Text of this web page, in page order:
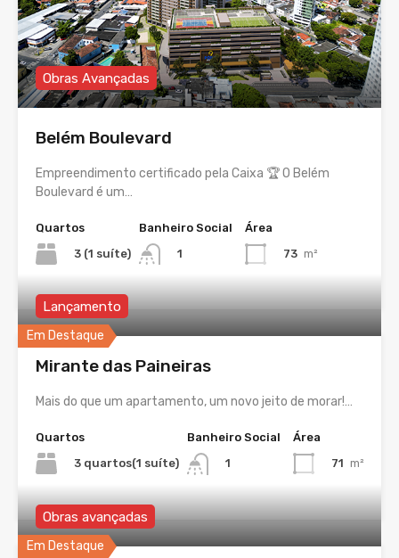
Obras Avançadas
Belém Boulevard
Empreendimento certificado pela Caixa 🏆 O Belém
Boulevard é um…
Quartos
3 (1 suíte)
Banheiro Social
1
Área
73 m²
Em Destaque
Lançamento
Mirante das Paineiras
Mais do que um apartamento, um novo jeito de morar!…
Quartos
3 quartos(1 suíte)
Banheiro Social
1
Área
71 m²
Em Destaque
Obras avançadas